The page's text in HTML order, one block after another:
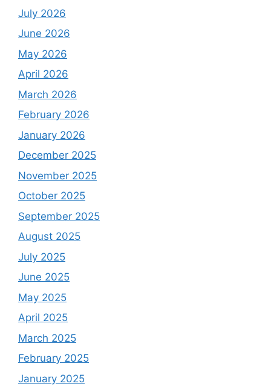
July 2026
June 2026
May 2026
April 2026
March 2026
February 2026
January 2026
December 2025
November 2025
October 2025
September 2025
August 2025
July 2025
June 2025
May 2025
April 2025
March 2025
February 2025
January 2025